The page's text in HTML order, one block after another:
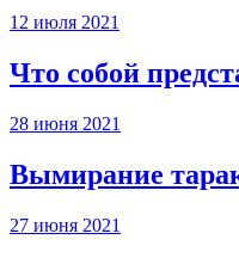
12 июля 2021
Что собой
28 июня 2021
Вымирание
27 июня 2021